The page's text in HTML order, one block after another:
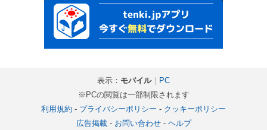
表示： モバイル｜ PC
※PCの閲覧は一部制限されます
利用規約 - プライバシーポリシー - クッキーポリシー
広告掲載- お問い合わせ- ヘルプ